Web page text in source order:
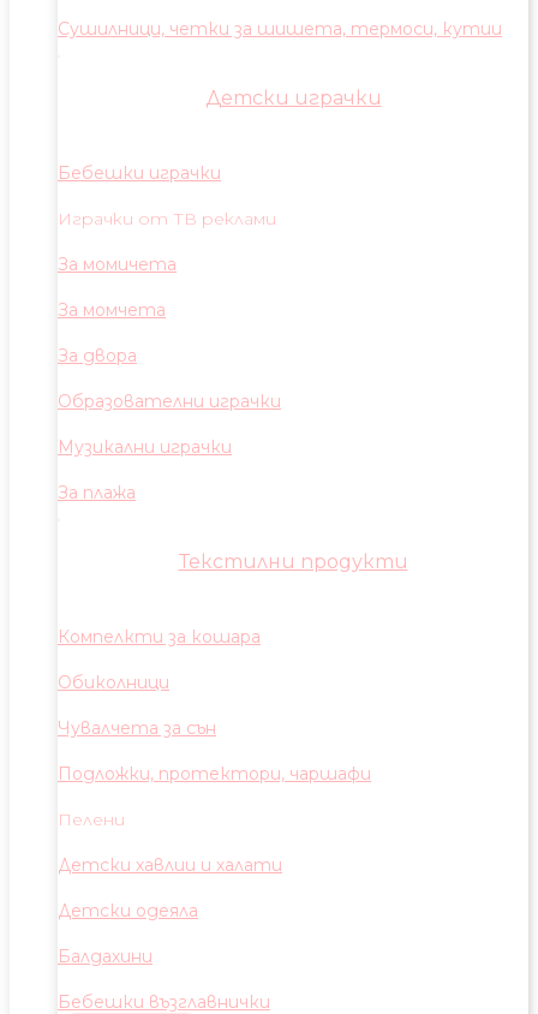
Сушилници, четки за шишета, термоси, кутии
Детски играчки
Бебешки играчки
Играчки от ТВ реклами
За момичета
За момчета
За двора
Образователни играчки
Музикални играчки
За плажа
Текстилни продукти
Компелкти за кошара
Обиколници
Чувалчета за сън
Подложки, протектори, чаршафи
Пелени
Детски хавлии и халати
Детски одеяла
Балдахини
Бебешки възглавнички